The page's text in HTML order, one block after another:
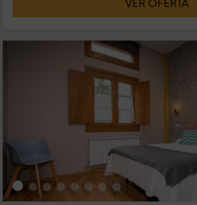
VER OFERTA